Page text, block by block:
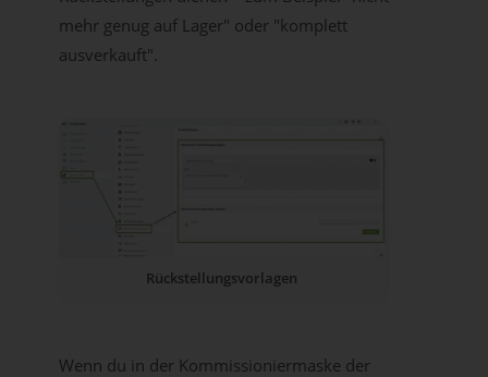
mehr genug auf Lager" oder "komplett
ausverkauft".
Rückstellungsvorlagen
Wenn du in der Kommissioniermaske der